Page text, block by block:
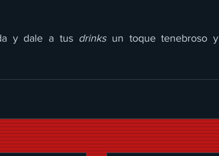
y dale a tus drinks un toque tenebroso y